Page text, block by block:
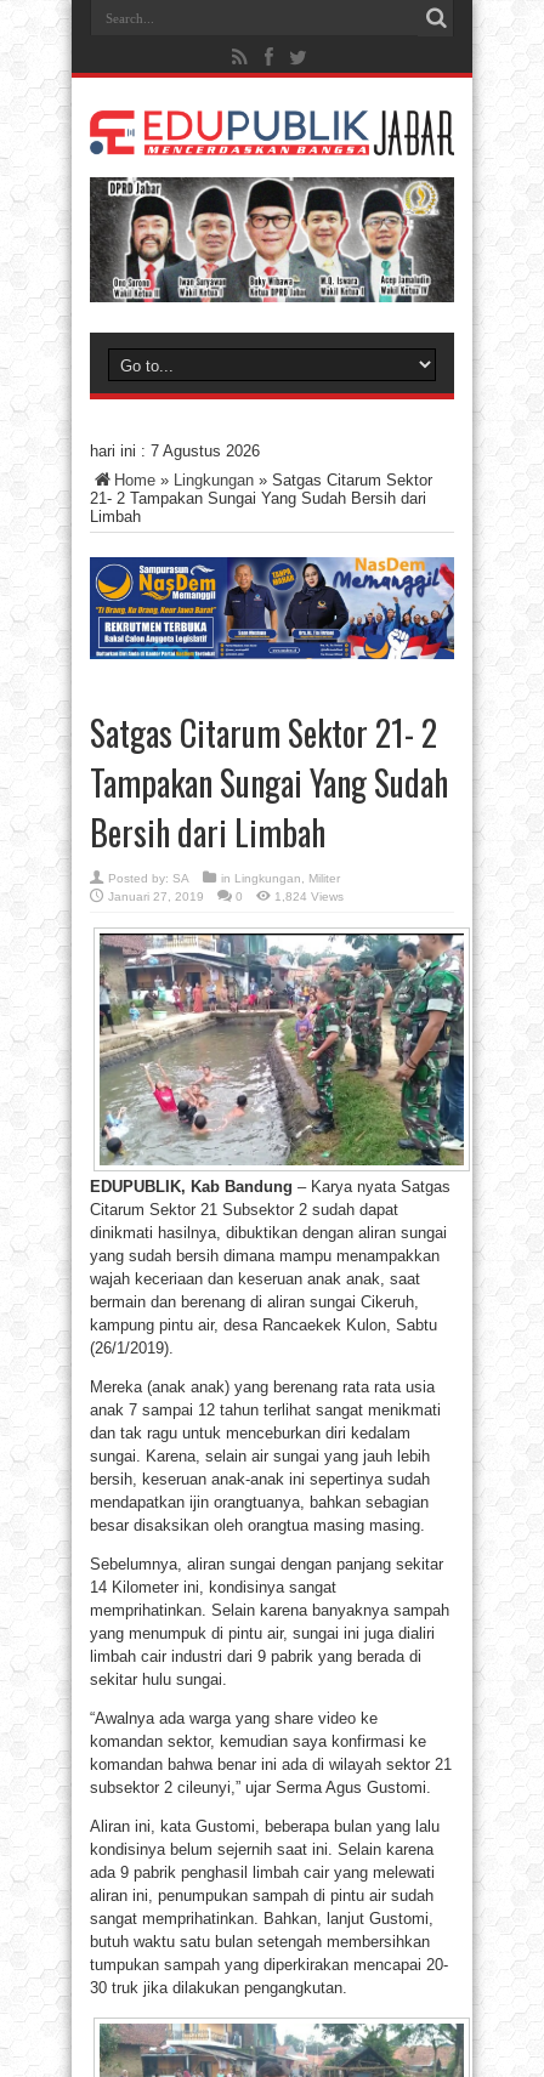
hari ini : 7 Agustus 2026
Home » Lingkungan » Satgas Citarum Sektor
21- 2 Tampakan Sungai Yang Sudah Bersih dari
Limbah
Satgas Citarum Sektor 21- 2
Tampakan Sungai Yang Sudah
Bersih dari Limbah
Posted by: SA in Lingkungan
Militer
Januari 27, 2019
0 1,824 Views
EDUPUBLIK, Kab Bandung – Karya nyata Satgas
Citarum Sektor 21 Subsektor 2 sudah dapat
dinikmati hasilnya, dibuktikan dengan aliran sungai
yang sudah bersih dimana mampu menampakkan
wajah keceriaan dan keseruan anak anak, saat
bermain dan berenang di aliran sungai Cikeruh,
kampung pintu air, desa Rancaekek Kulon, Sabtu
(26/1/2019).
Mereka (anak anak) yang berenang rata rata usia
anak 7 sampai 12 tahun terlihat sangat menikmati
dan tak ragu untuk menceburkan diri kedalam
sungai. Karena, selain air sungai yang jauh lebih
bersih, keseruan anak-anak ini sepertinya sudah
mendapatkan ijin orangtuanya, bahkan sebagian
besar disaksikan oleh orangtua masing masing.
Sebelumnya, aliran sungai dengan panjang sekitar
14 Kilometer ini, kondisinya sangat
memprihatinkan. Selain karena banyaknya sampah
yang menumpuk di pintu air, sungai ini juga dialiri
limbah cair industri dari 9 pabrik yang berada di
sekitar hulu sungai.
“Awalnya ada warga yang share video ke
komandan sektor, kemudian saya konfirmasi ke
komandan bahwa benar ini ada di wilayah sektor 21
subsektor 2 cileunyi,” ujar Serma Agus Gustomi.
Aliran ini, kata Gustomi, beberapa bulan yang lalu
kondisinya belum sejernih saat ini. Selain karena
ada 9 pabrik penghasil limbah cair yang melewati
aliran ini, penumpukan sampah di pintu air sudah
sangat memprihatinkan. Bahkan, lanjut Gustomi,
butuh waktu satu bulan setengah membersihkan
tumpukan sampah yang diperkirakan mencapai 20-
30 truk jika dilakukan pengangkutan.